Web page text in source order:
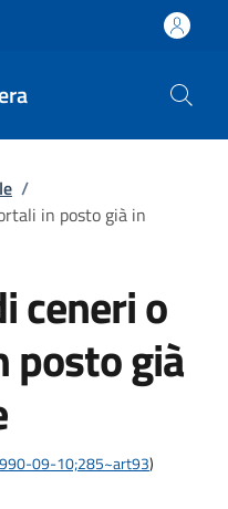
/
in posto già in
ceneri o
già
09-10;285~art93)